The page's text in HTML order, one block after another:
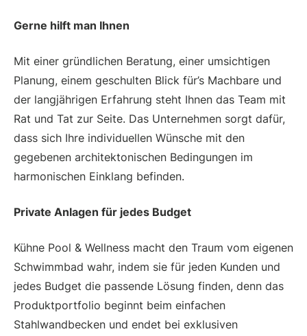
Gerne hilft man Ihnen
Mit einer gründlichen Beratung, einer umsichtigen
Planung, einem geschulten Blick für’s Machbare und
der langjährigen Erfahrung steht Ihnen das Team mit
Rat und Tat zur Seite. Das Unternehmen sorgt dafür,
dass sich Ihre individuellen Wünsche mit den
gegebenen architektonischen Bedingungen im
harmonischen Einklang befinden.
Private Anlagen für jedes Budget
Kühne Pool & Wellness macht den Traum vom eigenen
Schwimmbad wahr, indem sie für jeden Kunden und
jedes Budget die passende Lösung finden, denn das
Produktportfolio beginnt beim einfachen
Stahlwandbecken und endet bei exklusiven